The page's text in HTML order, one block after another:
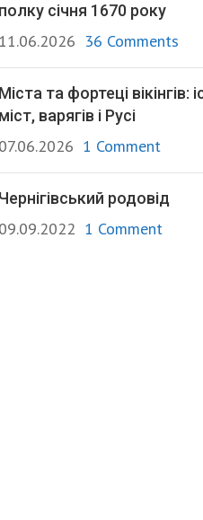
полку січня 1670 року
11.06.2026 36 Comments
Міста та фортеці вікінгів:
міст, варягів і Русі
07.06.2026 1 Comment
Чернігівський родовід
09.09.2022 1 Comment